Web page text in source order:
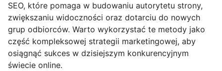
SEO, które pomaga w budowaniu autorytetu strony,
zwiększaniu widoczności oraz dotarciu do nowych
grup odbiorców. Warto wykorzystać te metody jako
część kompleksowej strategii marketingowej, aby
osiągnąć sukces w dzisiejszym konkurencyjnym
świecie online.